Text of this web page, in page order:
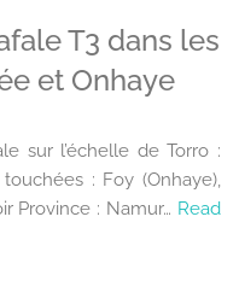
T3 dans les
et Onhaye
sur l’échelle de Torro :
: Foy (Onhaye),
Province : Namur… Read